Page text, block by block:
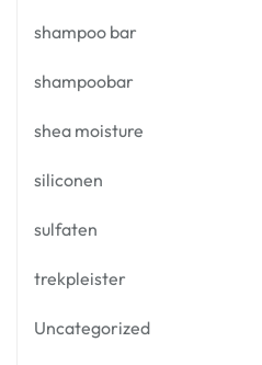
shampoo bar
shampoobar
shea moisture
siliconen
sulfaten
trekpleister
Uncategorized